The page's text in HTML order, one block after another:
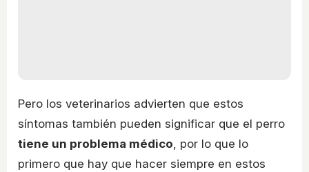
Pero los veterinarios advierten que estos
síntomas también pueden significar que el perro
tiene un problema médico , por lo que lo
primero que hay que hacer siempre en estos